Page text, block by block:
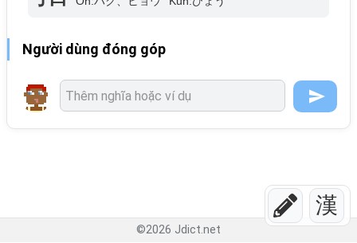
漢
Người dùng đóng góp
©2026 Jdict.net